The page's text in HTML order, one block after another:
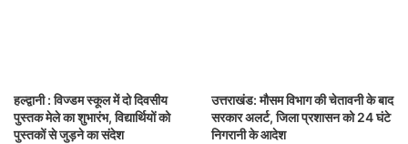
हल्द्वानी : विज्डम स्कूल में दो दिवसीय
पुस्तक मेले का शुभारंभ, विद्यार्थियों को
पुस्तकों से जुड़ने का संदेश
उत्तराखंड: मौसम विभाग की चेतावनी के बाद
सरकार अलर्ट, जिला प्रशासन को 24 घंटे
निगरानी के आदेश